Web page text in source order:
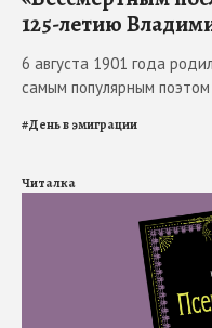
125-летию
6 августа 1901 года
самым популярным
#День в эмиграции
Читалка